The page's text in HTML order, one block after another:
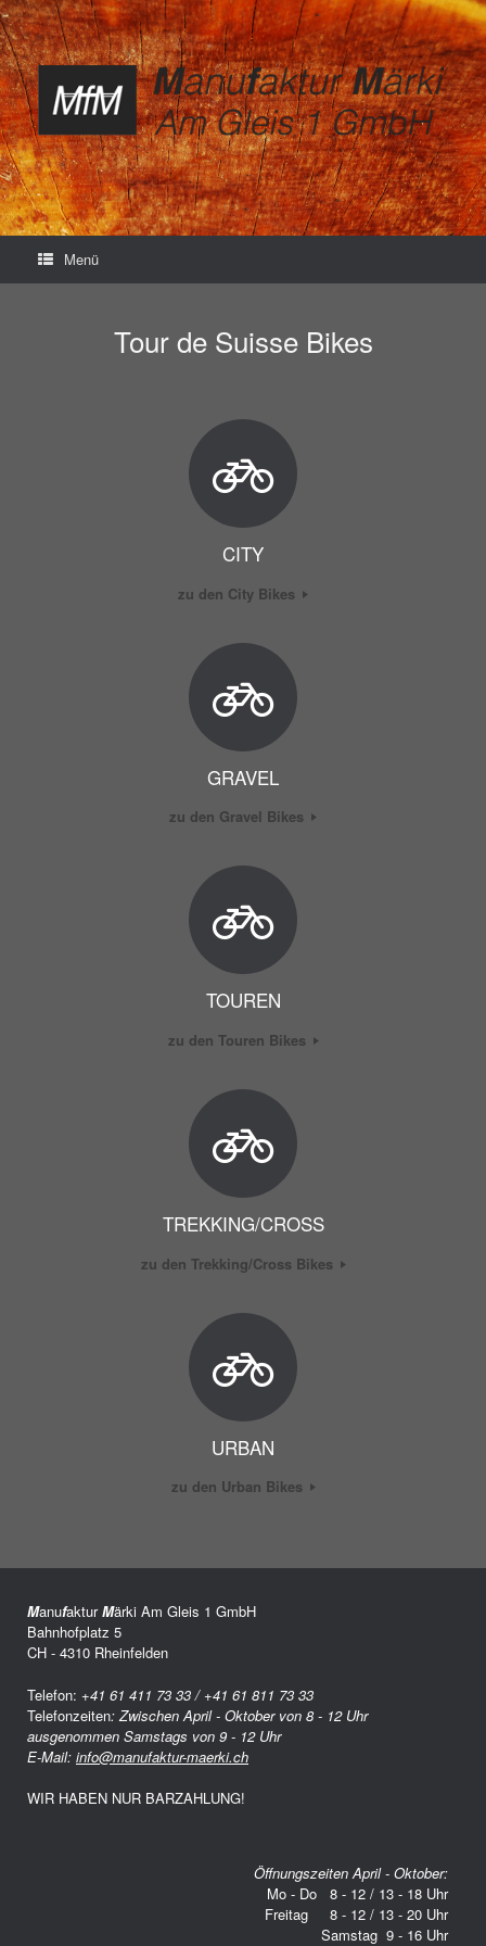
Zum
Inhalt
springen
Menü
Tour de Suisse Bikes
CITY
zu den City Bikes
GRAVEL
zu den Gravel Bikes
TOUREN
zu den Touren Bikes
TREKKING/CROSS
zu den Trekking/Cross Bikes
URBAN
zu den Urban Bikes
ManufakturMärki Am Gleis 1 GmbH
Bahnhofplatz 5
CH - 4310 Rheinfelden
Telefon: +41 61 411 73 33 / +41 61 811 73 33
Telefonzeiten: Zwischen April - Oktober von 8 - 12 Uhr
ausgenommen Samstags von 9 - 12 Uhr
E-Mail: info@manufaktur-maerki.ch
WIR HABEN NUR BARZAHLUNG!
Öffnungszeiten April - Oktober:
Mo - Do 8 - 12 / 13 - 18 Uhr
Freitag 8 - 12 / 13 - 20 Uhr
Samstag 9 - 16 Uhr